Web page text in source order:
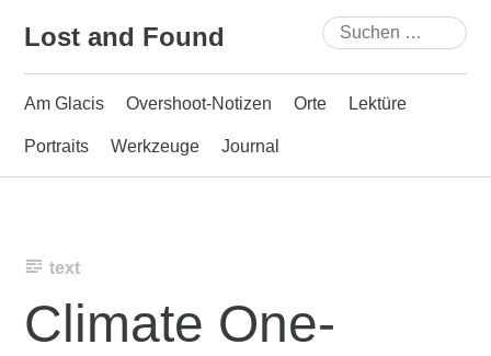
Lost and Found
Suchen
nach:
Am Glacis Overshoot-Notizen Orte Lektüre
Portraits Werkzeuge Journal
text
Climate One-